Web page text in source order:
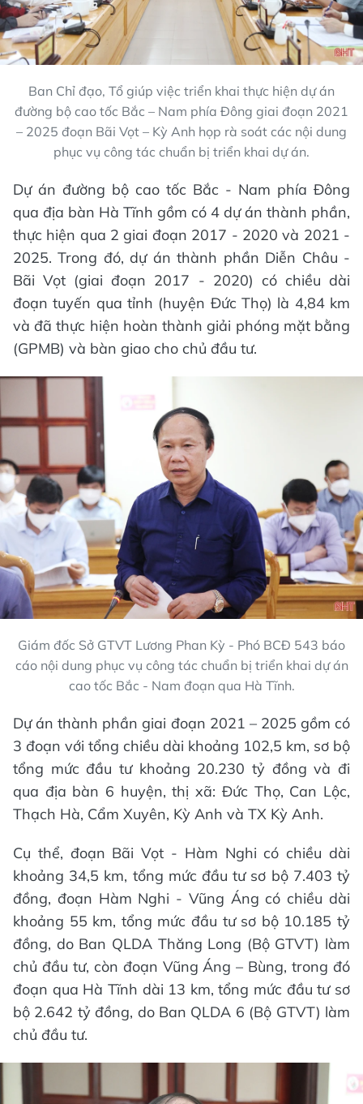
Ban Chỉ đạo, Tổ giúp việc triển khai thực hiện dự án
đường bộ cao tốc Bắc – Nam phía Đông giai đoạn 2021
– 2025 đoạn Bãi Vọt – Kỳ Anh họp rà soát các nội dung
phục vụ công tác chuẩn bị triển khai dự án.
Dự án đường bộ cao tốc Bắc - Nam phía Đông
qua địa bàn Hà Tĩnh gồm có 4 dự án thành phần,
thực hiện qua 2 giai đoạn 2017 - 2020 và 2021 -
2025. Trong đó, dự án thành phần Diễn Châu -
Bãi Vọt (giai đoạn 2017 - 2020) có chiều dài
đoạn tuyến qua tỉnh (huyện Đức Thọ) là 4,84 km
và đã thực hiện hoàn thành giải phóng mặt bằng
(GPMB) và bàn giao cho chủ đầu tư.
Giám đốc Sở GTVT Lương Phan Kỳ - Phó BCĐ 543 báo
cáo nội dung phục vụ công tác chuẩn bị triển khai dự án
cao tốc Bắc - Nam đoạn qua Hà Tĩnh.
Dự án thành phần giai đoạn 2021 – 2025 gồm có
3 đoạn với tổng chiều dài khoảng 102,5 km, sơ bộ
tổng mức đầu tư khoảng 20.230 tỷ đồng và đi
qua địa bàn 6 huyện, thị xã: Đức Thọ, Can Lộc,
Thạch Hà, Cẩm Xuyên, Kỳ Anh và TX Kỳ Anh.
Cụ thể, đoạn Bãi Vọt - Hàm Nghi có chiều dài
khoảng 34,5 km, tổng mức đầu tư sơ bộ 7.403 tỷ
đồng, đoạn Hàm Nghi - Vũng Áng có chiều dài
khoảng 55 km, tổng mức đầu tư sơ bộ 10.185 tỷ
đồng, do Ban QLDA Thăng Long (Bộ GTVT) làm
chủ đầu tư, còn đoạn Vũng Áng – Bùng, trong đó
đoạn qua Hà Tĩnh dài 13 km, tổng mức đầu tư sơ
bộ 2.642 tỷ đồng, do Ban QLDA 6 (Bộ GTVT) làm
chủ đầu tư.